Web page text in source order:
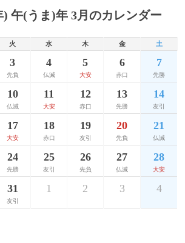
プビルでシャープビル虐殺事件が発
』が封切り。
次世界大戦: イギリス空軍がカルタゴ
実施。
世界大戦: ロケット特攻機「桜花」
て実戦投入されるも、出撃した部隊
もろとも全滅し、戦果無し。
世界大戦: 大本営が硫黄島玉砕を発
蔵、陶芸家（+ 1985年）
朗、作曲家、啓蒙家（+ 1988年）
ル・ワイス、生物学者（+ 1989年）
三一郎、化学者（+ 1983年）
年）
・スカルコッタス、作曲家（+ 1949
子、女優（+ 1993年）
ンタツ、漫才師（* 1896年）
久弥、小説家、登山家（* 1903年）
ー・メドウィック、元プロ野球選手
年）
代、女優（* 1909年）
・グラント、ポルノ女優（* 1963
文、小説家、劇作家（* 1893年）
ル・レッドグレイヴ、男優（* 1908
) 午(うま)年 3月のカレンダー
火 水 木 金 土
3
先負
4
仏滅
5
大安
6
赤口
7
先勝
10
仏滅
11
大安
12
赤口
13
先勝
14
友引
17
大安
18
赤口
19
友引
20
先負
21
仏滅
24
先勝
25
友引
26
先負
27
仏滅
28
大安
31
友引
1 2 3 4